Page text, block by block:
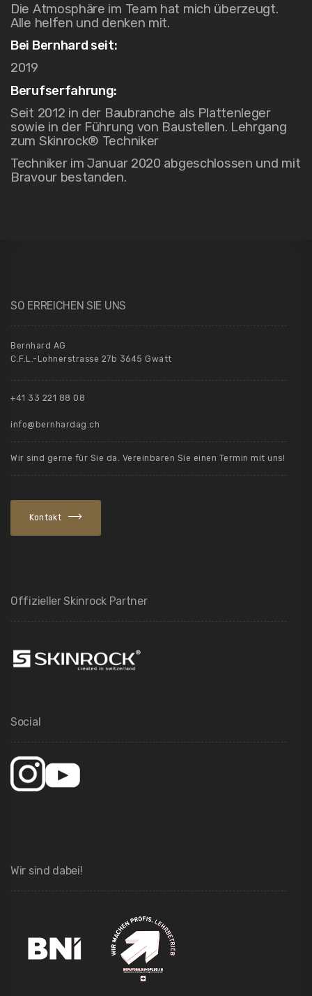
Die Atmosphäre im Team hat mich überzeugt.
Alle helfen und denken mit.
Bei Bernhard seit:
2019
Berufserfahrung:
Seit 2012 in der Baubranche als Plattenleger
sowie in der Führung von Baustellen. Lehrgang
zum Skinrock® Techniker
Techniker im Januar 2020 abgeschlossen und mit
Bravour bestanden.
SO ERREICHEN SIE UNS
Bernhard AG
C.F.L.-Lohnerstrasse 27b 3645 Gwatt
+41 33 221 88 08
info@bernhardag.ch
Wir sind gerne für Sie da. Vereinbaren Sie einen Termin mit uns!
Kontakt
Offizieller Skinrock Partner
Social
Wir sind dabei!